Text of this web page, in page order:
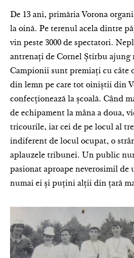
De 13 ani, primăria Vorona
la oină. Pe terenul acela dintre
vin peste 3000 de spectatori.
antrenați de Cornel Știrbu ajung
Campionii sunt premiați cu câte
din lemn pe care tot oiniștii din
confecționează la școală. Când
de echipament la mâna a doua,
tricourile, iar cei de pe locul al
indiferent de locul ocupat, o
aplauzele tribunei. Un public
pasionat aproape neverosimil de
numai ei și puțini alții din țară